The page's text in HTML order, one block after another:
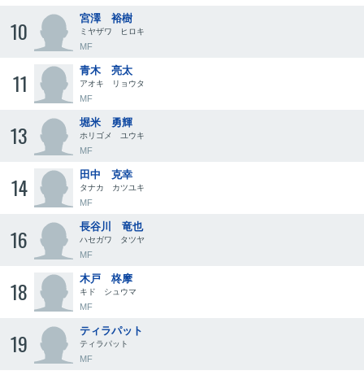
10 宮澤 裕樹
ミヤザワ ヒロキ
MF
11 青木 亮太
アオキ リョウタ
MF
13 堀米 勇輝
ホリゴメ ユウキ
MF
14 田中 克幸
タナカ カツユキ
MF
16 長谷川 竜也
ハセガワ タツヤ
MF
18 木戸 柊摩
キド シュウマ
MF
19 ティラパット
ティラパット
MF